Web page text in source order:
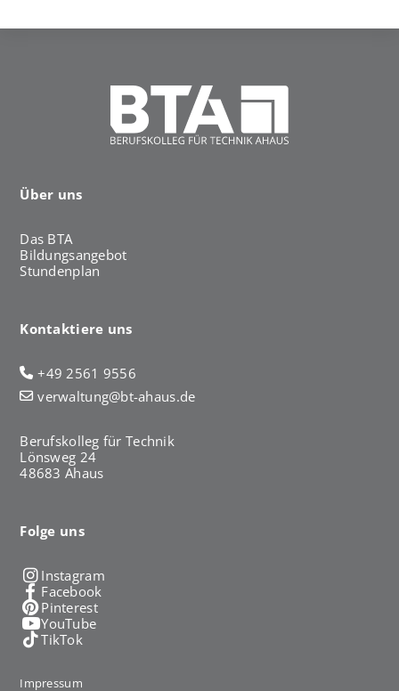
Über uns
Das BTA
Bildungsangebot
Stundenplan
Kontaktiere uns
+49 2561 9556
verwaltung@bt-ahaus.de
Berufskolleg für Technik
Lönsweg 24
48683 Ahaus
Folge uns
Instagram
Facebook
Pinterest
YouTube
TikTok
Impressum